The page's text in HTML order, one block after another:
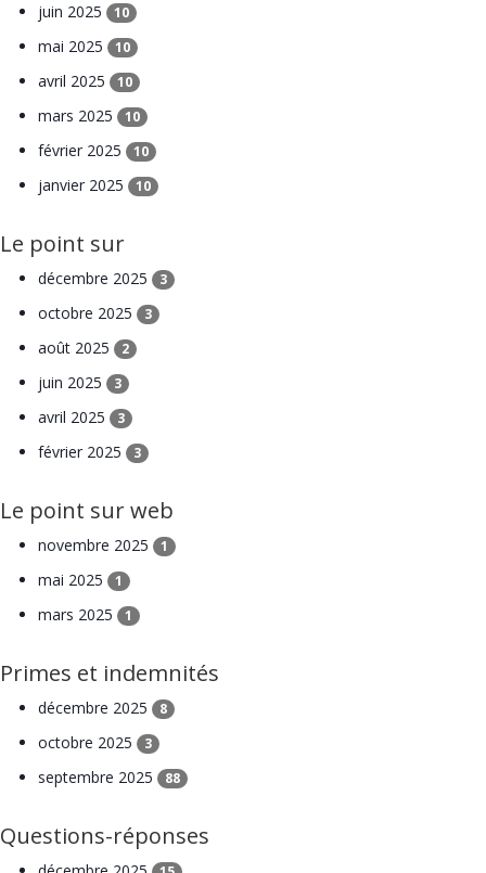
juin 2025 10
mai 2025 10
avril 2025 10
mars 2025 10
février 2025 10
janvier 2025 10
Le point sur
décembre 2025 3
octobre 2025 3
août 2025 2
juin 2025 3
avril 2025 3
février 2025 3
Le point sur web
novembre 2025 1
mai 2025 1
mars 2025 1
Primes et indemnités
décembre 2025 8
octobre 2025 3
septembre 2025 88
Questions-réponses